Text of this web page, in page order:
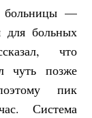
больницы —
для больных
что
чуть позже
пик
Система